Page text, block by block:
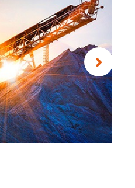
de compresión.